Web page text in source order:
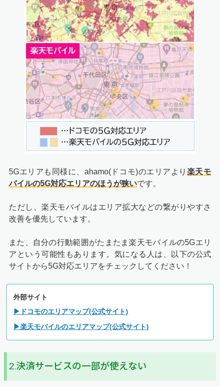
5Gエリアも同様に、ahamo(ドコモ)のエリアより 楽天モ
バイルの5G対応エリアのほうが狭いです。
ただし、楽天モバイルはエリア拡大などの繋がりやすさ
改善を優先しています。
また、自分の行動範囲がたまたま楽天モバイルの5Gエリ
アという可能性もあります。気になる人は、以下の公式
サイトから5G対応エリアをチェックしてください！
外部サイト
▶ドコモのエリアマップ(公式サイト)
▶楽天モバイルのエリアマップ(公式サイト)
2.決済サービスの一部が使えない